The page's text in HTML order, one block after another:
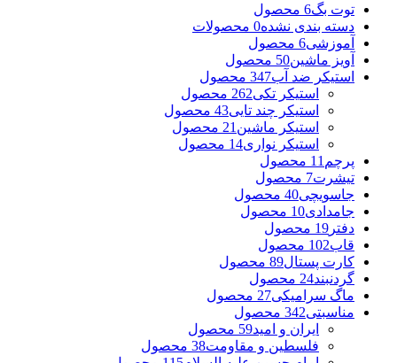
توت بگ6 محصول
دسته بندی نشده0 محصولات
آموزشی6 محصول
آویز ماشین50 محصول
استیکر ضد آب347 محصول
استیکر تکی262 محصول
استیکر چند تایی43 محصول
استیکر ماشین 21 محصول
استیکر نواری14 محصول
پرچم 11 محصول
تیشرت7 محصول
جاسویچی40 محصول
جامدادی10 محصول
دفتر 19 محصول
قاب102 محصول
کارت پستال89 محصول
گردنبند24 محصول
ماگ سرامیکی27 محصول
مناسبتی342 محصول
ایران و امید59 محصول
فلسطین و مقاومت38 محصول